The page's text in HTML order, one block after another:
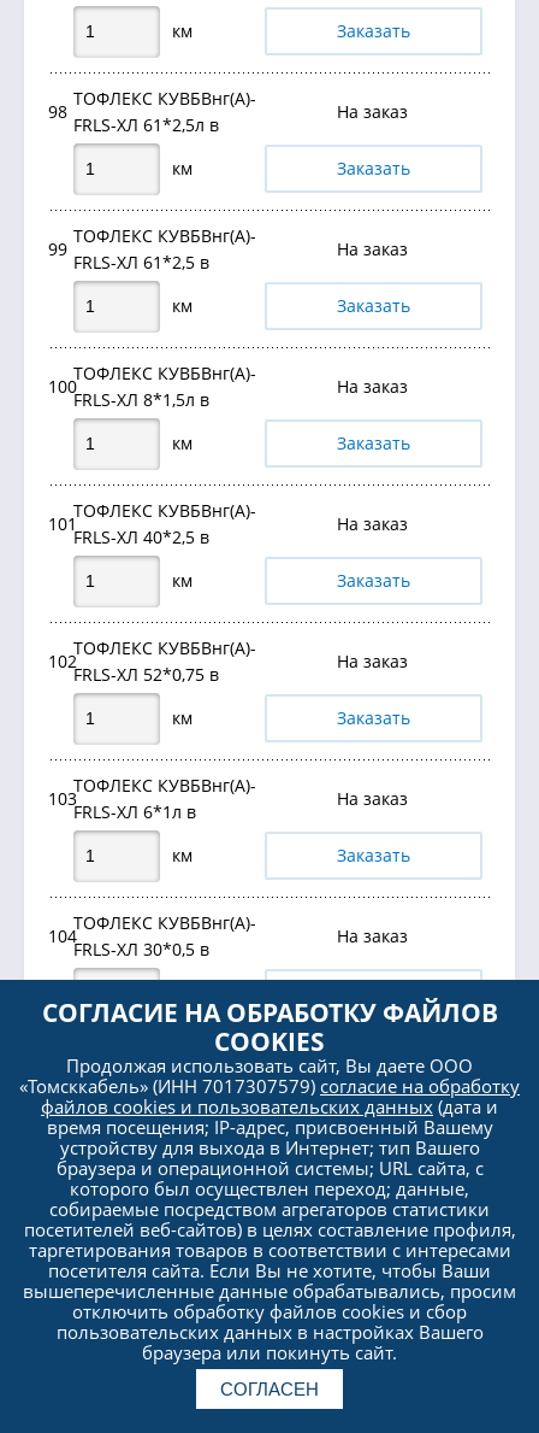
км Заказать
98
ТОФЛЕКС КУВБВнг(А)-
FRLS-ХЛ 61*2,5л в
На заказ
км Заказать
99
ТОФЛЕКС КУВБВнг(А)-
FRLS-ХЛ 61*2,5 в
На заказ
км Заказать
100
ТОФЛЕКС КУВБВнг(А)-
FRLS-ХЛ 8*1,5л в
На заказ
км Заказать
101
ТОФЛЕКС КУВБВнг(А)-
FRLS-ХЛ 40*2,5 в
На заказ
км Заказать
102
ТОФЛЕКС КУВБВнг(А)-
FRLS-ХЛ 52*0,75 в
На заказ
км Заказать
103
ТОФЛЕКС КУВБВнг(А)-
FRLS-ХЛ 6*1л в
На заказ
км Заказать
104
ТОФЛЕКС КУВБВнг(А)-
FRLS-ХЛ 30*0,5 в
На заказ
105
ТОФЛЕКС КУВБВнг(А)-
FRLS-ХЛ 52*1,5л в
На заказ
км Заказать
106
ТОФЛЕКС КУВБВнг(А)-
FRLS-ХЛ 10*0,5л в
На заказ
км Заказать
ТОФЛЕКС КУВБВнг(А)-
FRLS-ХЛ 61*1л в
На заказ
Заказать
СОГЛАСИЕ НА ОБРАБОТКУ ФАЙЛОВ
COOKIES
Продолжая использовать сайт, Вы даете ООО
«Томсккабель» (ИНН 7017307579) согласие на обработку
файлов cookies и пользовательских данных (дата и
время посещения; IP-адрес, присвоенный Вашему
устройству для выхода в Интернет; тип Вашего
браузера и операционной системы; URL сайта, с
которого был осуществлен переход; данные,
собираемые посредством агрегаторов статистики
посетителей веб-сайтов) в целях составление профиля,
таргетирования товаров в соответствии с интересами
посетителя сайта. Если Вы не хотите, чтобы Ваши
вышеперечисленные данные обрабатывались, просим
отключить обработку файлов cookies и сбор
пользовательских данных в настройках Вашего
браузера или покинуть сайт.
СОГЛАСЕН